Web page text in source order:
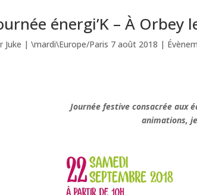
énergi’K – À
Juke |\mardi\Europe/Paris 7 août 2018 |
Journée festive consacrée aux
animations,